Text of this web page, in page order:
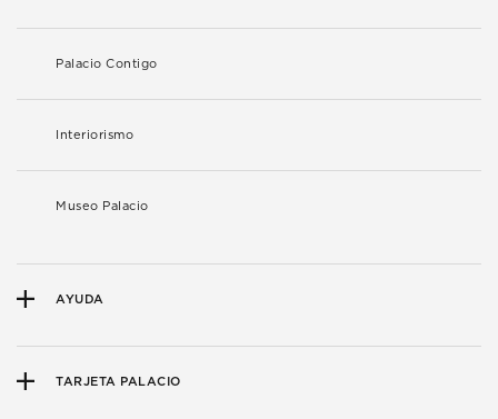
Palacio Contigo
Interiorismo
Museo Palacio
AYUDA
TARJETA PALACIO